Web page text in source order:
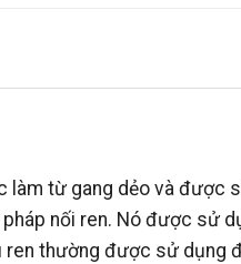
làm từ gang dẻo và được
nối ren. Nó được sử
ren thường được sử dụng